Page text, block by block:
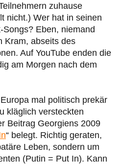
zuhause
nicht.) Wer hat in seinen
Eben, niemand
Kram, abseits des
Auf YouTube enden die
am Morgen nach dem
mal politisch prekär
kläglich versteckten
Beitrag Georgiens 2009
“ belegt. Richtig geraten,
Leben, sondern um
(Putin = Put In). Kann